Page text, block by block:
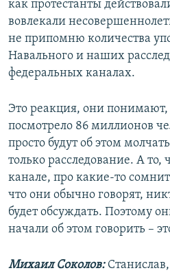
как протестанты
вовлекали
не припомню количества
Навального и наших
федеральных каналах.
Это реакция, они понимают,
посмотрело 86 миллионов
просто будут об этом
только расследование. А то,
канале, про какие-то
что они обычно говорят,
будет обсуждать. Поэтому
начали об этом говорить –
Михаил Соколов:Станислав,